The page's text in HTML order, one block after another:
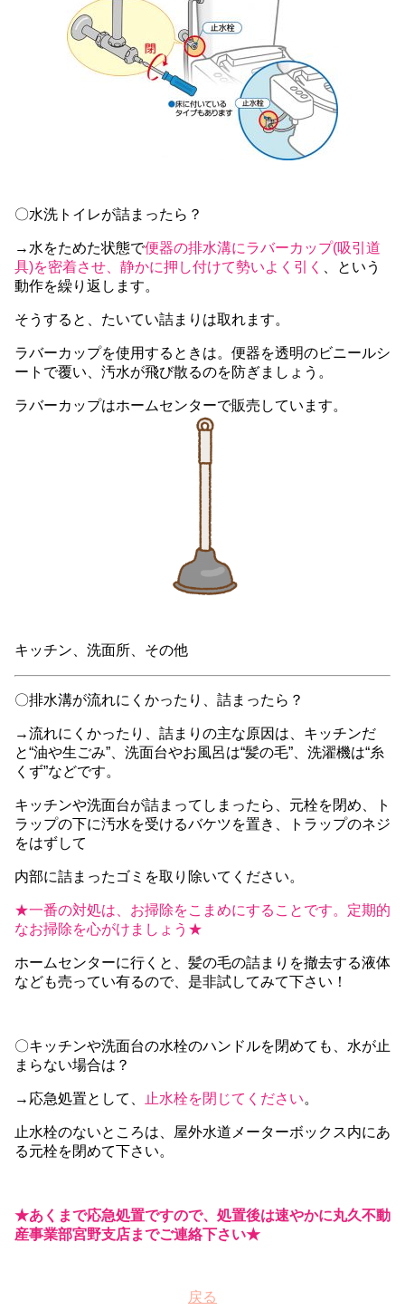
〇水洗トイレが詰まったら？
→水をためた状態で便器の排水溝にラバーカップ(吸引道
具)を密着させ、静かに押し付けて勢いよく引く
、という
動作を繰り返します。
そうすると、たいてい詰まりは取れます。
ラバーカップを使用するときは。便器を透明のビニールシ
ートで覆い、汚水が飛び散るのを防ぎましょう。
ラバーカップはホームセンターで販売しています。
キッチン、洗面所、その他
〇排水溝が流れにくかったり、詰まったら？
→流れにくかったり、詰まりの主な原因は、キッチンだ
と“油や生ごみ”、洗面台やお風呂は“髪の毛”、洗濯機は“糸
くず”などです。
キッチンや洗面台が詰まってしまったら、元栓を閉め、ト
ラップの下に汚水を受けるバケツを置き、トラップのネジ
をはずして
内部に詰まったゴミを取り除いてください。
★一番の対処は、お掃除をこまめにすることです。定期的
なお掃除を心がけましょう★
ホームセンターに行くと、髪の毛の詰まりを撤去する液体
なども売ってい有るので、是非試してみて下さい！
〇キッチンや洗面台の水栓のハンドルを閉めても、水が止
まらない場合は？
→応急処置として、 止水栓を閉じてください。
止水栓のないところは、屋外水道メーターボックス内にあ
る元栓を閉めて下さい。
★あくまで応急処置ですので、処置後は速やかに丸久不動
産事業部宮野支店までご連絡下さい★
戻る